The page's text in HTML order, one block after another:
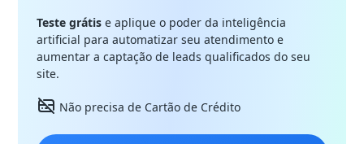
Teste grátise aplique o poder da inteligência
artificial para automatizar seu atendimento e
aumentar a captação de leads qualificados do seu
site.
Não precisa de Cartão de Crédito